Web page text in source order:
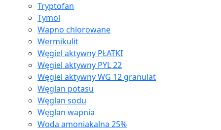
Tryptofan
Tymol
Wapno chlorowane
Wermikulit
Węgiel aktywny PŁATKI
Węgiel aktywny PYL 22
Węgiel aktywny WG 12 granulat
Węglan potasu
Węglan sodu
Węglan wapnia
Woda amoniakalna 25%